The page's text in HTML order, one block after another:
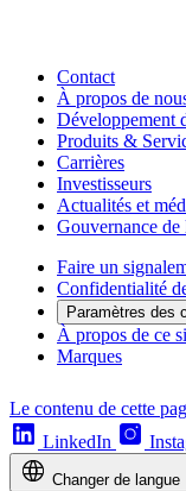
Contact
À propos de
Développement
Produits &
Carrières
Investisseurs
Actualités et
Gouvernance de
Faire un
Confidentialité
Paramètres des
À propos de ce
Marques
Le contenu de cette
LinkedIn
Changer de langue